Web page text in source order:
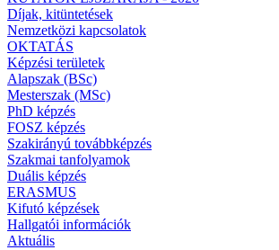
Díjak, kitüntetések
Nemzetközi kapcsolatok
OKTATÁS
Képzési területek
Alapszak (BSc)
Mesterszak (MSc)
PhD képzés
FOSZ képzés
Szakirányú továbbképzés
Szakmai tanfolyamok
Duális képzés
ERASMUS
Kifutó képzések
Hallgatói információk
Aktuális